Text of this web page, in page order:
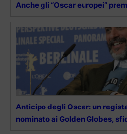
Anche gli “Oscar europei”
Anticipo degli Oscar: un
nominato ai Golden Globes,